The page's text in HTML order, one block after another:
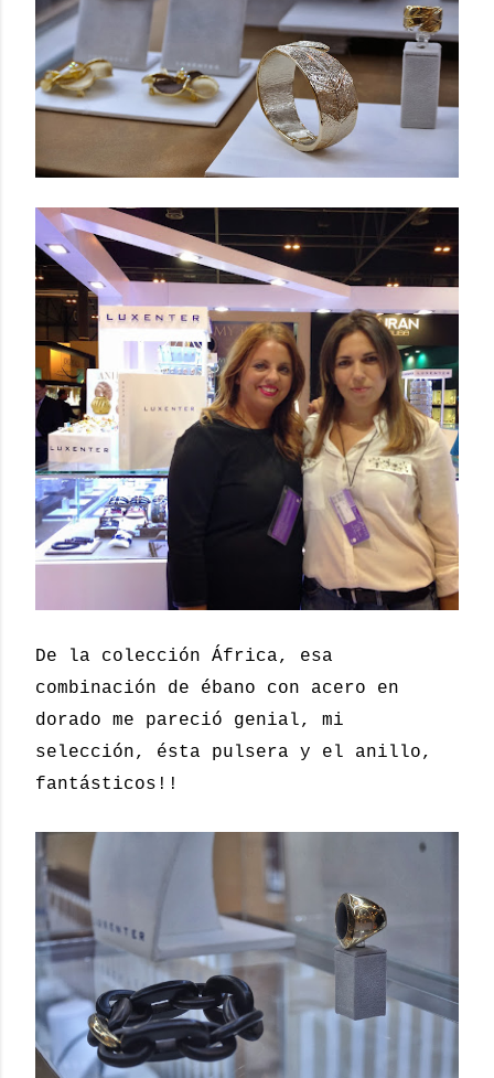
De la colección África, esa
combinación de ébano con acero en
dorado me pareció genial, mi
selección, ésta pulsera y el anillo,
fantásticos!!